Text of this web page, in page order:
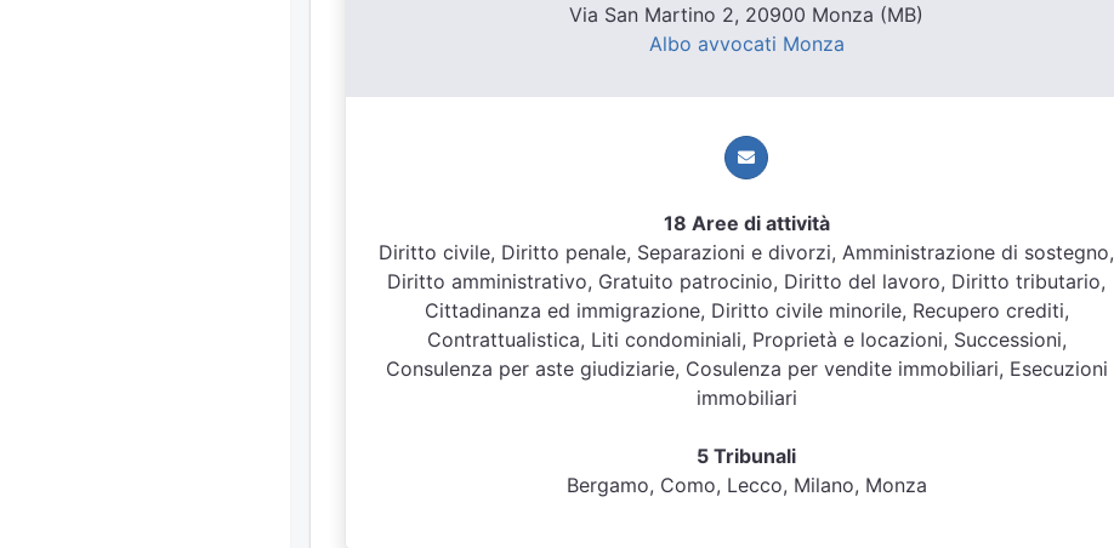
Via San Martino 2, 20900 Monza (MB)
Albo avvocati Monza
18 Aree di attività
Diritto civile, Diritto penale, Separazioni e divorzi, Amministrazione di sostegno,
Diritto amministrativo, Gratuito patrocinio, Diritto del lavoro, Diritto tributario,
Cittadinanza ed immigrazione, Diritto civile minorile, Recupero crediti,
Contrattualistica, Liti condominiali, Proprietà e locazioni, Successioni,
Consulenza per aste giudiziarie, Cosulenza per vendite immobiliari, Esecuzioni
immobiliari
5 Tribunali
Bergamo, Como, Lecco, Milano, Monza